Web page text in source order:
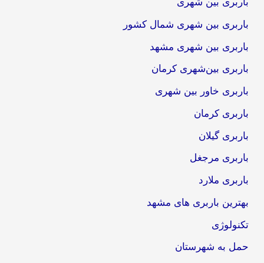
باربری بین شهری شمال کشور
باربری بین شهری مشهد
باربری بین‌شهری کرمان
باربری خاور بین شهری
باربری کرمان
باربری گیلان
باربری مرجغل
باربری ملارد
بهترین باربری های مشهد
تکنولوژی
حمل به شهرستان